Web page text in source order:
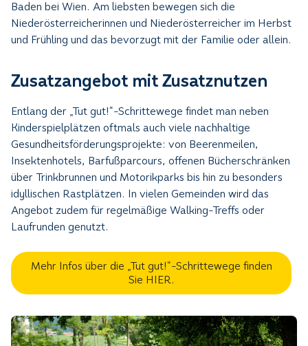
Baden bei Wien. Am liebsten bewegen sich die
Niederösterreicherinnen und Niederösterreicher im Herbst
und Frühling und das bevorzugt mit der Familie oder allein.
Zusatzangebot mit Zusatznutzen
Entlang der „Tut gut!“-Schrittewege findet man neben
Kinderspielplätzen oftmals auch viele nachhaltige
Gesundheitsförderungsprojekte: von Beerenmeilen,
Insektenhotels, Barfußparcours, offenen Bücherschränken
über Trinkbrunnen und Motorikparks bis hin zu besonders
idyllischen Rastplätzen. In vielen Gemeinden wird das
Angebot zudem für regelmäßige Walking-Treffs oder
Laufrunden genutzt.
Mehr Infos über die „Tut gut!“-Schrittewege finden
Sie HIER.